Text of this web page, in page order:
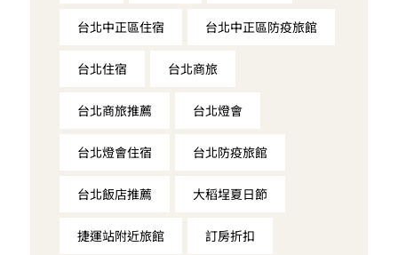
台北中正區住宿 台北中正區防疫旅館
台北住宿 台北商旅
台北商旅推薦 台北燈會
台北燈會住宿 台北防疫旅館
台北飯店推薦 大稻埕夏日節
捷運站附近旅館 訂房折扣